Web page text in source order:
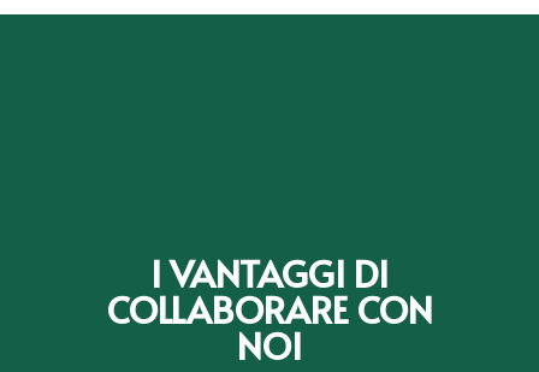
I VANTAGGI DI
COLLABORARE CON
NOI